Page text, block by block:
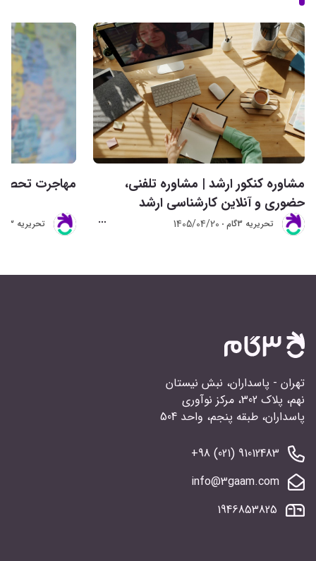
مشاوره کنکور ارشد | مشاوره تلفنی،
حضوری و آنلاین کارشناسی ارشد
تحريريه 3گام 1405/04/20
مهاجرت
تحريريه 3گام
تهران - پاسداران، نبش نیستان
نهم، پلاک 302، مرکز نوآوری
پاسداران، طبقه پنجم، واحد 504
91012483 (021) 98+
info@3gaam.com
1946853825